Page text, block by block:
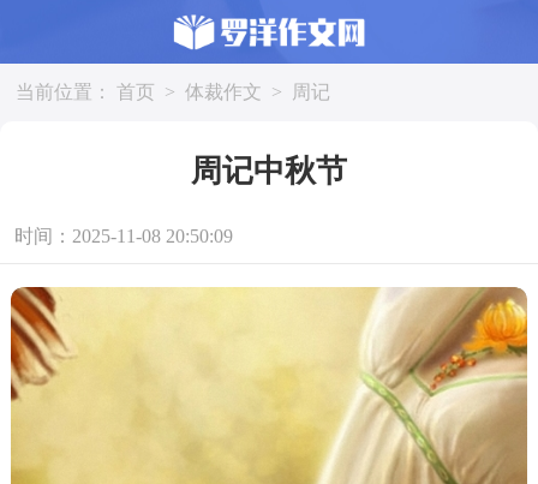
当前位置： 首页 > 体裁作文 > 周记
周记中秋节
时间：2025-11-08 20:50:09